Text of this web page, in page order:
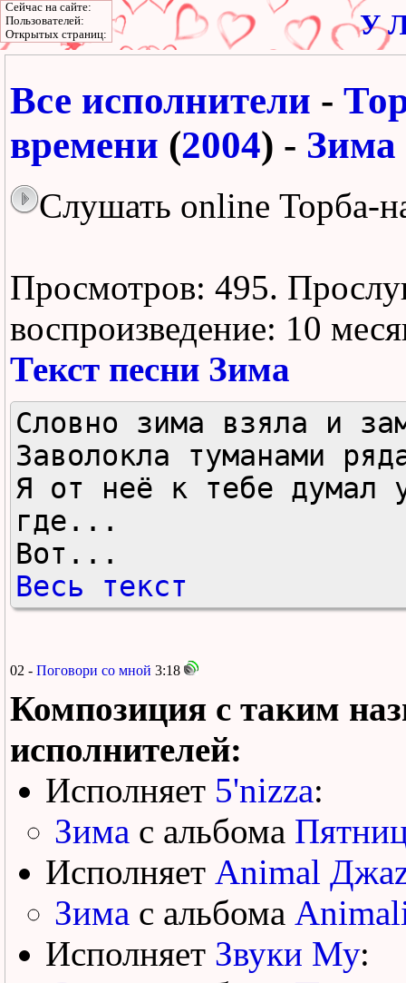
У
Все исполнители -
времени (2004) - Зима
Слушать online Торба-
Просмотров: 495.
воспроизведение: 10
Текст песни Зима
Словно зима взяла и
Заволокла туманами
Я от неё к тебе думал
где...
Вот...
Весь текст
02 - Поговори со мной 3:18
Композиция с таким
исполнителей:
Исполняет 5'nizza:
Зима с альбома
Исполняет Animal
Зима с альбома
Исполняет Звуки Му:
Сейчас на сайте:
Пользователей:
Открытых страниц: